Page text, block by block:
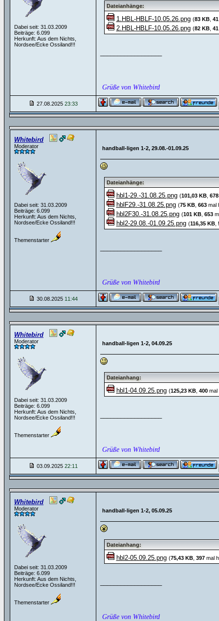
Dabei seit: 31.03.2009
Beiträge: 6.099
Herkunft: Aus dem Nichts,
Nordsee/Ecke Ossiland!!!
Dateianhänge:
1.HBL-HBLF-10.05.26.png (83 KB, 41
2.HBL-HBLF-10.05.26.png (82 KB, 41
Grüße von Whitebird
27.08.2025 23:33
Whitebird
Moderator
Dabei seit: 31.03.2009
Beiträge: 6.099
Herkunft: Aus dem Nichts,
Nordsee/Ecke Ossiland!!!
Themenstarter
handball-ligen 1-2, 29.08.-01.09.25
Dateianhänge:
hbl1-29.-31.08.25.png (101,03 KB, 678
hblF29.-31.08.25.png (75 KB, 663mal
hbl2F30.-31.08.25.png (101 KB, 653
hbl2-29.08.-01.09.25.png (116,35 KB,
Grüße von Whitebird
30.08.2025 11:44
Whitebird
Moderator
Dabei seit: 31.03.2009
Beiträge: 6.099
Herkunft: Aus dem Nichts,
Nordsee/Ecke Ossiland!!!
Themenstarter
handball-ligen 1-2, 04.09.25
Dateianhang:
hbl1-04.09.25.png (125,23 KB, 400mal
Grüße von Whitebird
03.09.2025 22:11
Whitebird
Moderator
Dabei seit: 31.03.2009
Beiträge: 6.099
Herkunft: Aus dem Nichts,
Nordsee/Ecke Ossiland!!!
Themenstarter
handball-ligen 1-2, 05.09.25
Dateianhang:
hbl2-05.09.25.png (75,43 KB, 397mal
Grüße von Whitebird